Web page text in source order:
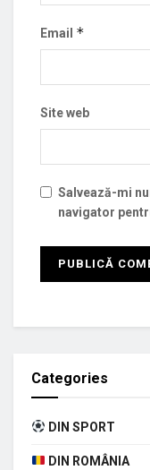
Email *
Site web
Salvează-mi
navigator
Categories
DIN SPORT
DIN ROMÂNIA